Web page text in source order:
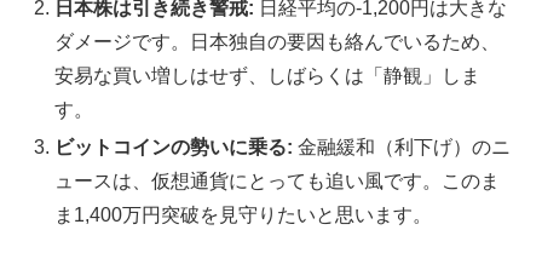
日本株は引き続き警戒: 日経平均の-1,200円は大きな
ダメージです。日本独自の要因も絡んでいるため、
安易な買い増しはせず、しばらくは「静観」しま
す。
ビットコインの勢いに乗る: 金融緩和（利下げ）のニ
ュースは、仮想通貨にとっても追い風です。このま
ま1,400万円突破を見守りたいと思います。